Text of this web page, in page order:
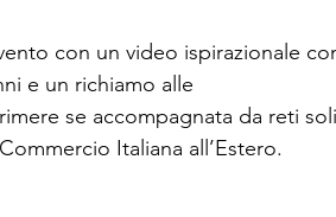
con un video ispirazionale
e un richiamo alle
se accompagnata da reti
Italiana all’Estero.